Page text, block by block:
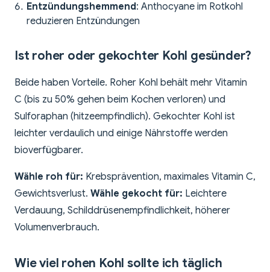
Entzündungshemmend: Anthocyane im Rotkohl
reduzieren Entzündungen
Ist roher oder gekochter Kohl gesünder?
Beide haben Vorteile. Roher Kohl behält mehr Vitamin
C (bis zu 50% gehen beim Kochen verloren) und
Sulforaphan (hitzeempfindlich). Gekochter Kohl ist
leichter verdaulich und einige Nährstoffe werden
bioverfügbarer.
Wähle roh für: Krebsprävention, maximales Vitamin C,
Gewichtsverlust. Wähle gekocht für: Leichtere
Verdauung, Schilddrüsenempfindlichkeit, höherer
Volumenverbrauch.
Wie viel rohen Kohl sollte ich täglich